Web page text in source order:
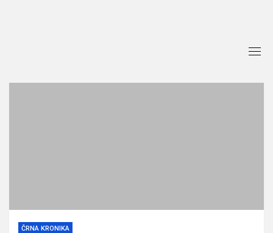
ČRNA KRONIKA